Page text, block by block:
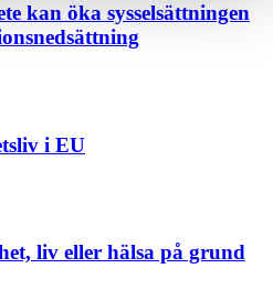
kan öka sysselsättningen
i EU
liv eller hälsa på grund